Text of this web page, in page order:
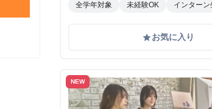
全学年対象 未経験OK インター
gradeお気に入り
NEW